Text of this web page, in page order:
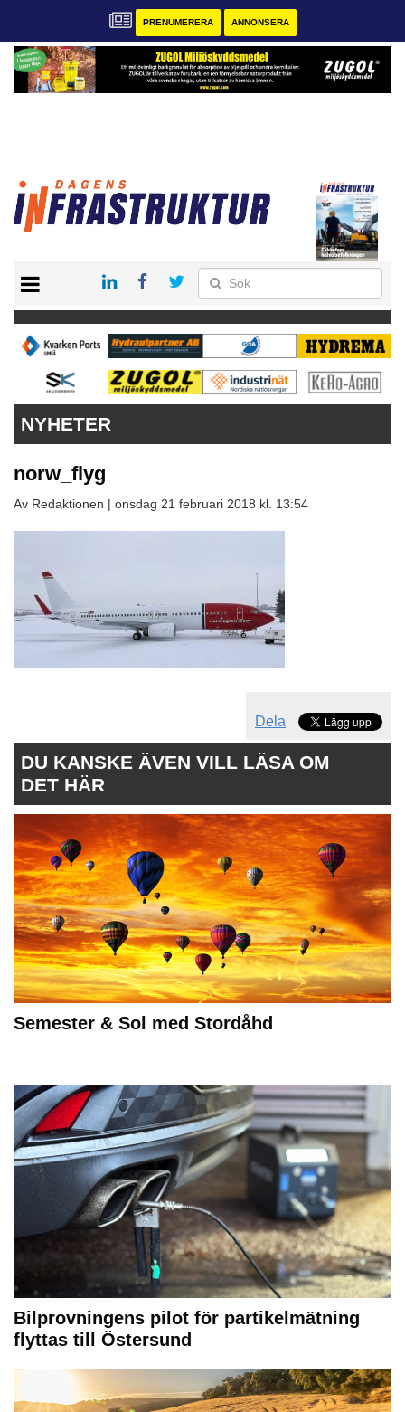
PRENUMERERA ANNONSERA
KONTAKT
VÅRA ANDRA MAGASIN
PRENUMERERA
ANNONSERA
NYHETER
norw_flyg
Av Redaktionen | onsdag 21 februari 2018 kl. 13:54
Dela
DU KANSKE ÄVEN VILL LÄSA OM
DET HÄR
Semester & Sol med Stordåhd
Bilprovningens pilot för partikelmätning
flyttas till Östersund